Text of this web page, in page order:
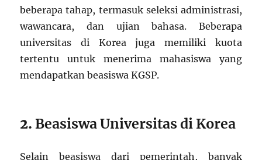
beberapa tahap, termasuk seleksi administrasi,
wawancara, dan ujian bahasa. Beberapa
universitas di Korea juga memiliki kuota
tertentu untuk menerima mahasiswa yang
mendapatkan beasiswa KGSP.
2. Beasiswa Universitas di Korea
Selain beasiswa dari pemerintah, banyak